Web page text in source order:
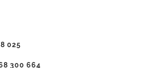
025
300 664